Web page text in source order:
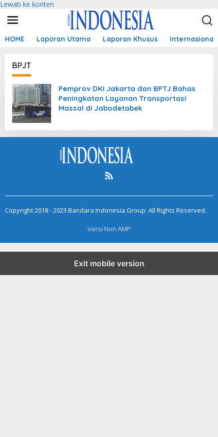
Lewati ke konten
HOME Laporan Utama Laporan Khusus Internasional
BPJT
Pemprov DKI Jakarta dan BPTJ Bahas
Peningkatan Layanan Transportasi
Massal di Jabodetabek
Copyright 2018 - 2023 Bandara Indonesia Group. All Rights Reserved.
Versi Non AMP
Exit mobile version